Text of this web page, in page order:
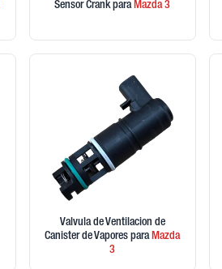
Sensor Crank paraMazda3
Valvula de Ventilacion de
Canister de Vaporespara Mazda
3